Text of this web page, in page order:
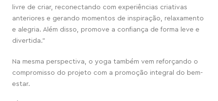
livre de criar, reconectando com experiências criativas
anteriores e gerando momentos de inspiração, relaxamento
e alegria. Além disso, promove a confiança de forma leve e
divertida.”
Na mesma perspectiva, o yoga também vem reforçando o
compromisso do projeto com a promoção integral do bem-
estar.